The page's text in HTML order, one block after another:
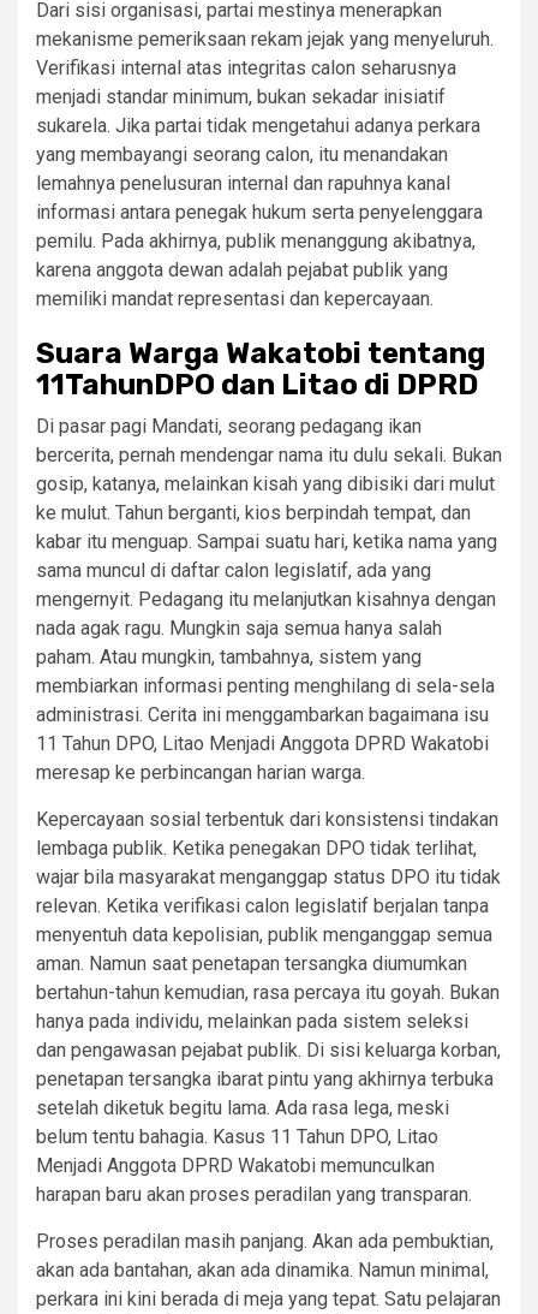
Dari sisi organisasi, partai mestinya menerapkan
mekanisme pemeriksaan rekam jejak yang menyeluruh.
Verifikasi internal atas integritas calon seharusnya
menjadi standar minimum, bukan sekadar inisiatif
sukarela. Jika partai tidak mengetahui adanya perkara
yang membayangi seorang calon, itu menandakan
lemahnya penelusuran internal dan rapuhnya kanal
informasi antara penegak hukum serta penyelenggara
pemilu. Pada akhirnya, publik menanggung akibatnya,
karena anggota dewan adalah pejabat publik yang
memiliki mandat representasi dan kepercayaan.
Suara Warga Wakatobi tentang
11TahunDPO dan Litao di DPRD
Di pasar pagi Mandati, seorang pedagang ikan
bercerita, pernah mendengar nama itu dulu sekali. Bukan
gosip, katanya, melainkan kisah yang dibisiki dari mulut
ke mulut. Tahun berganti, kios berpindah tempat, dan
kabar itu menguap. Sampai suatu hari, ketika nama yang
sama muncul di daftar calon legislatif, ada yang
mengernyit. Pedagang itu melanjutkan kisahnya dengan
nada agak ragu. Mungkin saja semua hanya salah
paham. Atau mungkin, tambahnya, sistem yang
membiarkan informasi penting menghilang di sela-sela
administrasi. Cerita ini menggambarkan bagaimana isu
11 Tahun DPO, Litao Menjadi Anggota DPRD Wakatobi
meresap ke perbincangan harian warga.
Kepercayaan sosial terbentuk dari konsistensi tindakan
lembaga publik. Ketika penegakan DPO tidak terlihat,
wajar bila masyarakat menganggap status DPO itu tidak
relevan. Ketika verifikasi calon legislatif berjalan tanpa
menyentuh data kepolisian, publik menganggap semua
aman. Namun saat penetapan tersangka diumumkan
bertahun-tahun kemudian, rasa percaya itu goyah. Bukan
hanya pada individu, melainkan pada sistem seleksi
dan pengawasan pejabat publik. Di sisi keluarga korban,
penetapan tersangka ibarat pintu yang akhirnya terbuka
setelah diketuk begitu lama. Ada rasa lega, meski
belum tentu bahagia. Kasus 11 Tahun DPO, Litao
Menjadi Anggota DPRD Wakatobi memunculkan
harapan baru akan proses peradilan yang transparan.
Proses peradilan masih panjang. Akan ada pembuktian,
akan ada bantahan, akan ada dinamika. Namun minimal,
perkara ini kini berada di meja yang tepat. Satu pelajaran